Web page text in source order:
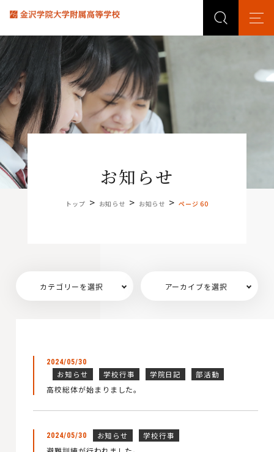
お知らせ
トップ > お知らせ > お知らせ > ページ 60
カテゴリーを選択 アーカイブを選択
2024/05/30
お知らせ 学校行事 学院日記 部活動
高校総体が始まりました。
2024/05/30 お知らせ 学校行事